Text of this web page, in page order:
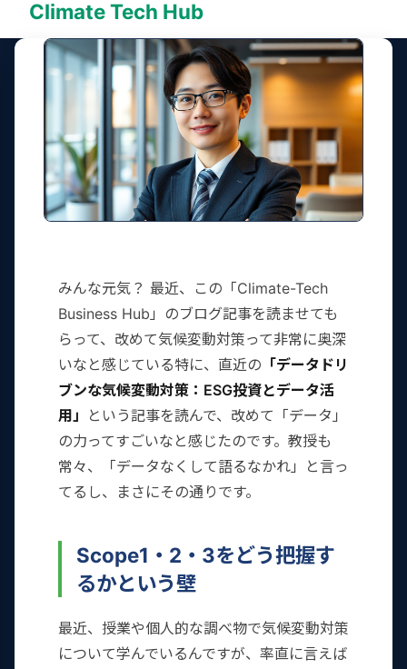
Climate Tech Hub
みんな元気？ 最近、この「Climate-Tech
Business Hub」のブログ記事を読ませても
らって、改めて気候変動対策って非常に奥深
いなと感じている特に、直近の 「データドリ
ブンな気候変動対策：ESG投資とデータ活
用」
という記事を読んで、改めて「データ」
の力ってすごいなと感じたのです。教授も
常々、「データなくして語るなかれ」と言っ
てるし、まさにその通りです。
Scope1・2・3をどう把握す
るかという壁
最近、授業や個人的な調べ物で気候変動対策
について学んでいるんですが、率直に言えば